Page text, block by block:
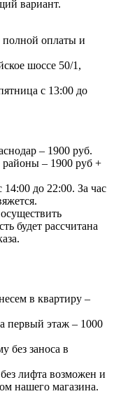
вариант.
полной оплаты и
шоссе 50/1,
с 13:00 до
– 1900 руб.
районы – 1900 руб +
до 22:00. За час
будет рассчитана
в квартиру –
первый этаж – 1000
без заноса в
лифта возможен и
нашего магазина.